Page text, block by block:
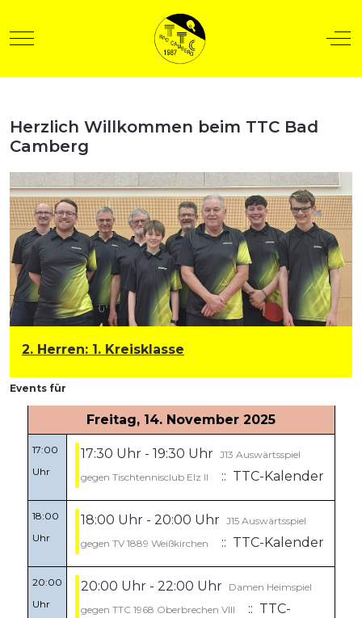
Mobile Menu Toggle
Herzlich Willkommen beim TTC Bad
Camberg
2. Herren: 1. Kreisklasse
Events für
Freitag, 14. November 2025
17:00
Uhr
17:30 Uhr - 19:30 Uhr J13 Auswärtsspiel
gegen Tischtennisclub Elz II
:: TTC-Kalender
18:00
Uhr
18:00 Uhr - 20:00 Uhr J15 Auswärtsspiel
gegen TV 1889 Weißkirchen
:: TTC-Kalender
20:00
Uhr
20:00 Uhr - 22:00 Uhr Damen Heimspiel
gegen TTC 1968 Oberbrechen VIII
:: TTC-
anzeigen